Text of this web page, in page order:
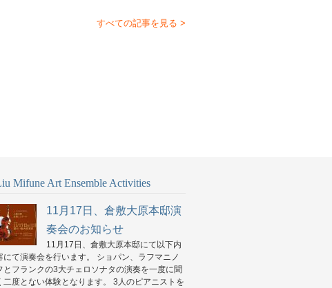
すべての記事を見る >
Mifune Art Ensemble Activities
11月17日、倉敷大原本邸演
奏会のお知らせ
11月17日、倉敷大原本邸にて以下内
にて演奏会を行います。 ショパン、ラフマニノ
とフランクの3大チェロソナタの演奏を一度に聞
二度とない体験となります。 3人のピアニストを